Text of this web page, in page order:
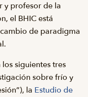
y profesor de la
el BHIC está
de paradigma
siguientes tres
sobre frío y
la Estudio de